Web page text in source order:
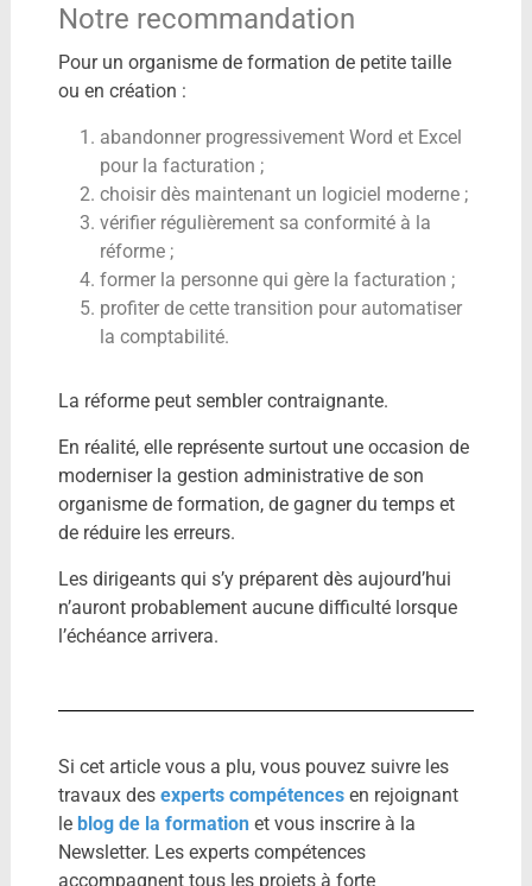
Notre recommandation
Pour un organisme de formation de petite taille
ou en création :
abandonner progressivement Word et Excel
pour la facturation ;
choisir dès maintenant un logiciel moderne ;
vérifier régulièrement sa conformité à la
réforme ;
former la personne qui gère la facturation ;
profiter de cette transition pour automatiser
la comptabilité.
La réforme peut sembler contraignante.
En réalité, elle représente surtout une occasion de
moderniser la gestion administrative de son
organisme de formation, de gagner du temps et
de réduire les erreurs.
Les dirigeants qui s’y préparent dès aujourd’hui
n’auront probablement aucune difficulté lorsque
l’échéance arrivera.
Si cet article vous a plu, vous pouvez suivre les
travaux des experts compétencesen rejoignant
le blog de la formation et vous inscrire à la
Newsletter. Les experts compétences
accompagnent tous les projets à forte